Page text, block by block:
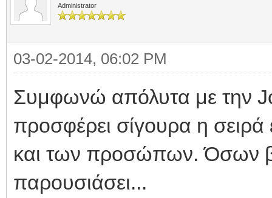
Administrator
03-02-2014, 06:02 PM
Συμφωνώ απόλυτα με την
προσφέρει σίγουρα η σειρά
και των προσώπων. Όσων
παρουσιάσει...